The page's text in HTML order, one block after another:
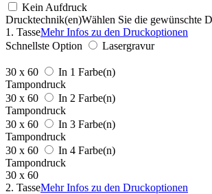
Kein Aufdruck
Drucktechnik(en)Wählen Sie die gewünschte
1. TasseMehr Infos zu den Druckoptionen
Schnellste Option
Lasergravur
30 x 60
In 1 Farbe(n)
Tampondruck
30 x 60
In 2 Farbe(n)
Tampondruck
30 x 60
In 3 Farbe(n)
Tampondruck
30 x 60
In 4 Farbe(n)
Tampondruck
30 x 60
2. TasseMehr Infos zu den Druckoptionen